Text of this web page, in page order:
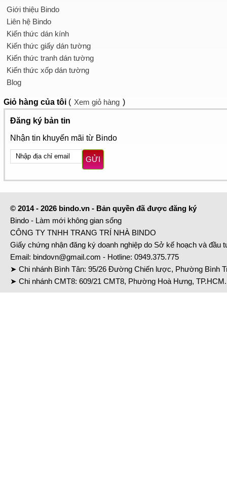
Giới thiệu Bindo
Liên hệ Bindo
Kiến thức dán kính
Kiến thức giấy dán tường
Kiến thức tranh dán tường
Kiến thức xốp dán tường
Blog
Giỏ hàng của tôi ( Xem giỏ hàng )
Đăng ký bản tin
Nhận tin khuyến mãi từ Bindo
GỬI
© 2014 - 2026 bindo.vn - Bản quyền đã được đăng ký
Bindo - Làm mới không gian sống
CÔNG TY TNHH TRANG TRÍ NHÀ BINDO
Giấy chứng nhận đăng ký doanh nghiệp do Sở kế hoạch và đầu
Email: bindovn@gmail.com - Hotline: 0949.375.775
➤ Chi nhánh Bình Tân: 95/26 Đường Chiến lược, Phường Bình
➤ Chi nhánh CMT8: 609/21 CMT8, Phường Hoà Hưng,